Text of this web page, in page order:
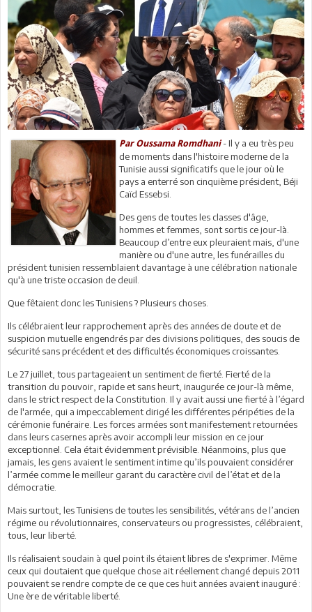
Par Oussama Romdhani- Il y a eu très peu
de moments dans l'histoire moderne de la
Tunisie aussi significatifs que le jour où le
pays a enterré son cinquième président, Béji
Caïd Essebsi.
Des gens de toutes les classes d'âge,
hommes et femmes, sont sortis ce jour-là.
Beaucoup d’entre eux pleuraient mais, d'une
manière ou d'une autre, les funérailles du
président tunisien ressemblaient davantage à une célébration nationale
qu'à une triste occasion de deuil.
Que fêtaient donc les Tunisiens ? Plusieurs choses.
Ils célébraient leur rapprochement après des années de doute et de
suspicion mutuelle engendrés par des divisions politiques, des soucis de
sécurité sans précédent et des difficultés économiques croissantes.
Le 27 juillet, tous partageaient un sentiment de fierté. Fierté de la
transition du pouvoir, rapide et sans heurt, inaugurée ce jour-là même,
dans le strict respect de la Constitution. Il y avait aussi une fierté à l’égard
de l'armée, qui a impeccablement dirigé les différentes péripéties de la
cérémonie funéraire. Les forces armées sont manifestement retournées
dans leurs casernes après avoir accompli leur mission en ce jour
exceptionnel. Cela était évidemment prévisible. Néanmoins, plus que
jamais, les gens avaient le sentiment intime qu’ils pouvaient considérer
l’armée comme le meilleur garant du caractère civil de l’état et de la
démocratie.
Mais surtout, les Tunisiens de toutes les sensibilités, vétérans de l’ancien
régime ou révolutionnaires, conservateurs ou progressistes, célébraient,
tous, leur liberté.
Ils réalisaient soudain à quel point ils étaient libres de s'exprimer. Même
ceux qui doutaient que quelque chose ait réellement changé depuis 2011
pouvaient se rendre compte de ce que ces huit années avaient inauguré :
Une ère de véritable liberté.